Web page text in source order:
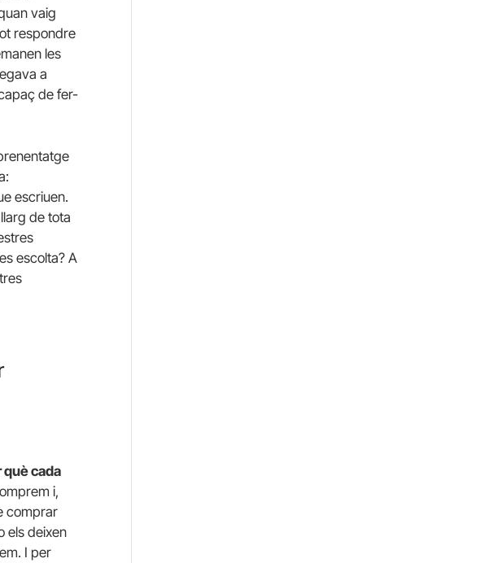
vaig
respondre
les
a
de fer-
escriuen.
de tota
escolta? A
què cada
i,
comprar
els deixen
I per